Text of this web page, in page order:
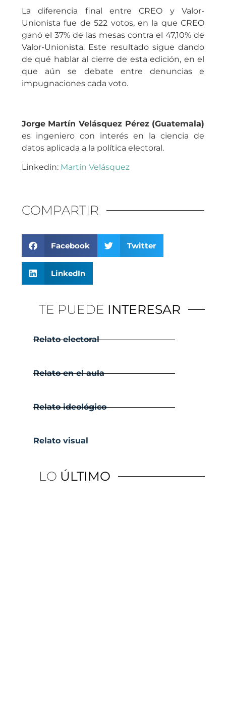
La diferencia final entre CREO y Valor-
Unionista fue de 522 votos, en la que CREO
ganó el 37% de las mesas contra el 47,10% de
Valor-Unionista. Este resultado sigue dando
de qué hablar al cierre de esta edición, en el
que aún se debate entre denuncias e
impugnaciones cada voto.
Jorge Martín Velásquez Pérez (Guatemala)
es ingeniero con interés en la ciencia de
datos aplicada a la política electoral.
Linkedin: Martín Velásquez
COMPARTIR
Facebook Twitter
LinkedIn
TE PUEDE INTERESAR
Relato electoral
Relato en el aula
Relato ideológico
Relato visual
LO ÚLTIMO